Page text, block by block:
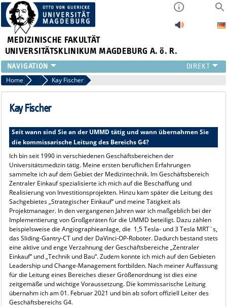
MEDIZINISCHE FAKULTÄT
UNIVERSITÄTSKLINIKUM MAGDEBURG A. ö. R.
INSTITUTE
KLINIKEN
ZENTRALE EINRICHTUNGEN
FORSCHUNG
PRESSE
ÜBER UNS
INTERNATIONAL
INTRANET
Home #TeamUMMD
Kay Fischer
Kay Fischer
Seit wann sind Sie an der UMMD tätig und wann übernahmen Sie
die kommissarische Leitung des Bereichs G4?
Ich bin seit 1990 in verschiedenen Geschäftsbereichen der
Universitätsmedizin tätig. Meine ersten beruflichen Erfahrungen
sammelte ich auf dem Gebiet der Medizintechnik. Im Geschäftsbereich
Zentraler Einkauf spezialisierte ich mich auf die Beschaffung und
Realisierung von Investitionsprojekten. Hinzu kam später die Leitung des
Sachgebietes „Strategischer Einkauf“ und meine Tätigkeit als
Projektmanager. In den vergangenen Jahren war ich maßgeblich bei der
Implementierung von Großgeräten für die UMMD beteiligt. Dazu zählen
beispielsweise die Angiographieanlage, die 1,5 Tesla- und 3 Tesla MRT`s,
das Sliding-Gantry-CT und der DaVinci-OP-Roboter. Dadurch bestand stets
eine aktive und enge Verzahnung der Geschäftsbereiche „Zentraler
Einkauf“ und „Technik und Bau“. Zudem konnte ich mich auf den Gebieten
Leadership und Change-Management fortbilden. Nach meiner Auffassung
für die Leitung eines Bereiches dieser Größenordnung ist dies eine
zeitgemäße und wichtige Voraussetzung. Die kommissarische Leitung
übernahm ich am 01. Februar 2021 und bin ab sofort offiziell Leiter des
Geschäftsbereichs G4.